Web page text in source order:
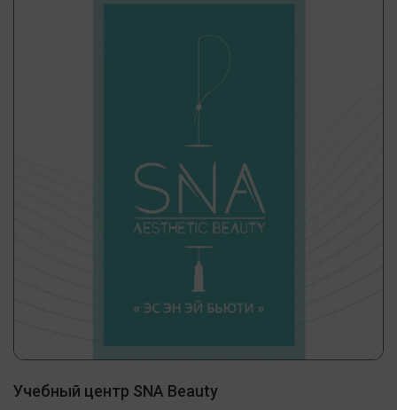
Учебный центр SNA Beauty